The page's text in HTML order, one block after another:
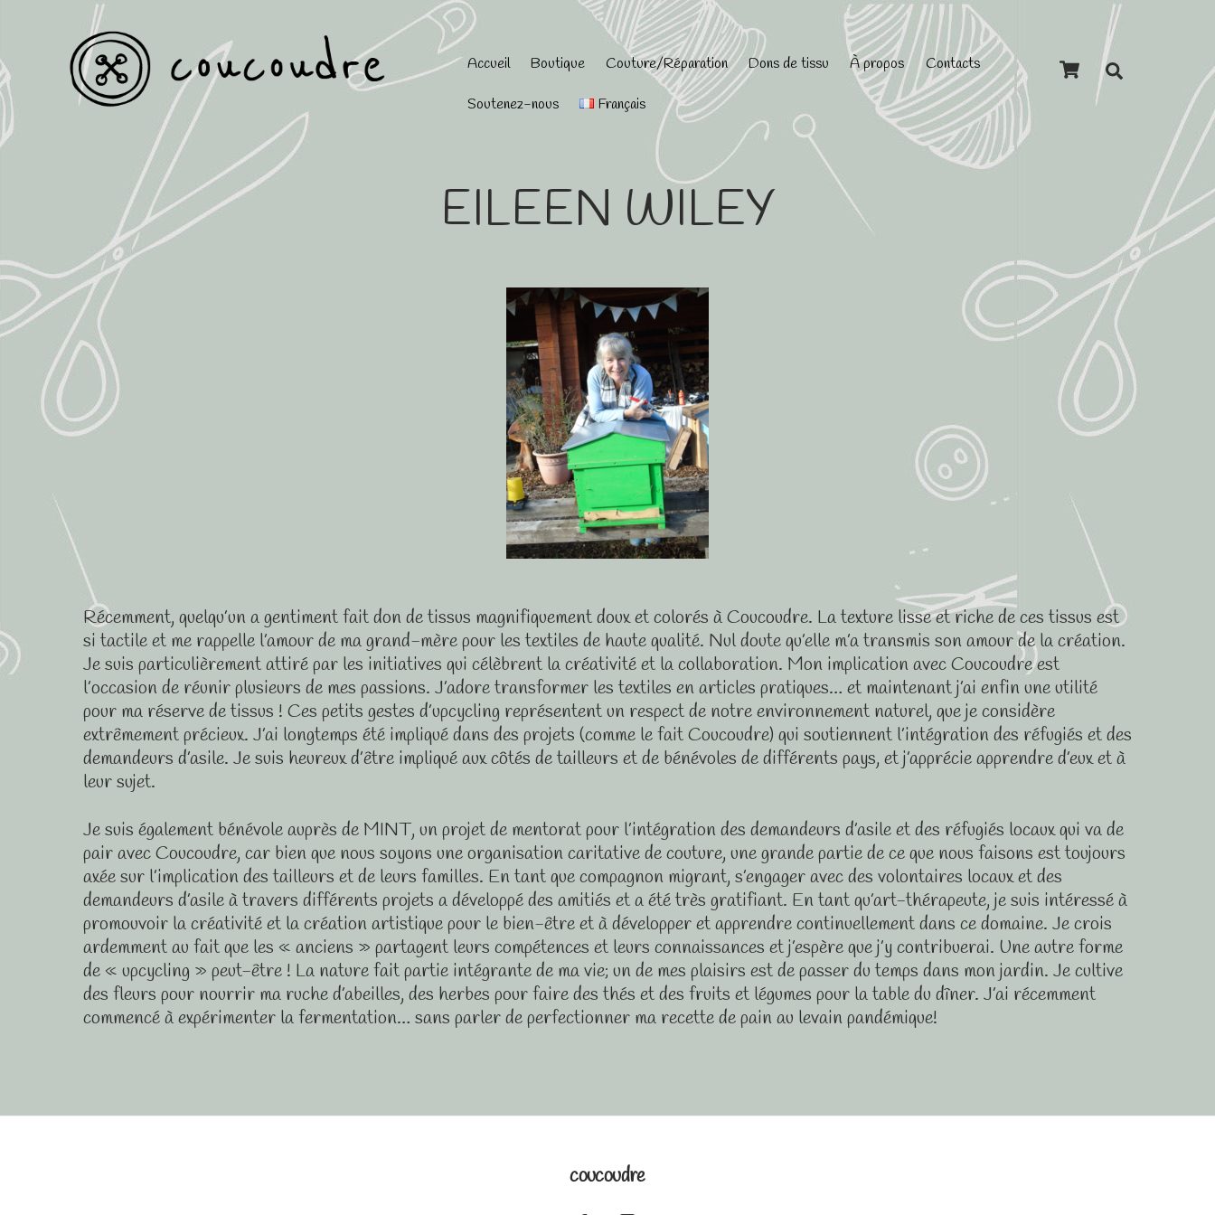
Cart
Accueil Boutique Couture/Réparation Dons de tissu À propos Contacts
Soutenez-nous Français
EILEEN WILEY
Récemment, quelqu’un a gentiment fait don de tissus magnifiquement doux et colorés à Coucoudre. La texture lisse et riche de ces tissus est
si tactile et me rappelle l’amour de ma grand-mère pour les textiles de haute qualité. Nul doute qu’elle m’a transmis son amour de la création.
Je suis particulièrement attiré par les initiatives qui célèbrent la créativité et la collaboration. Mon implication avec Coucoudre est
l’occasion de réunir plusieurs de mes passions. J’adore transformer les textiles en articles pratiques… et maintenant j’ai enfin une utilité
pour ma réserve de tissus ! Ces petits gestes d’upcycling représentent un respect de notre environnement naturel, que je considère
extrêmement précieux. J’ai longtemps été impliqué dans des projets (comme le fait Coucoudre) qui soutiennent l’intégration des réfugiés et des
demandeurs d’asile. Je suis heureux d’être impliqué aux côtés de tailleurs et de bénévoles de différents pays, et j’apprécie apprendre d’eux et à
leur sujet.
Je suis également bénévole auprès de MINT, un projet de mentorat pour l’intégration des demandeurs d’asile et des réfugiés locaux qui va de
pair avec Coucoudre, car bien que nous soyons une organisation caritative de couture, une grande partie de ce que nous faisons est toujours
axée sur l’implication des tailleurs et de leurs familles. En tant que compagnon migrant, s’engager avec des volontaires locaux et des
demandeurs d’asile à travers différents projets a développé des amitiés et a été très gratifiant. En tant qu’art-thérapeute, je suis intéressé à
promouvoir la créativité et la création artistique pour le bien-être et à développer et apprendre continuellement dans ce domaine. Je crois
ardemment au fait que les « anciens » partagent leurs compétences et leurs connaissances et j’espère que j’y contribuerai. Une autre forme
de « upcycling » peut-être ! La nature fait partie intégrante de ma vie; un de mes plaisirs est de passer du temps dans mon jardin. Je cultive
des fleurs pour nourrir ma ruche d’abeilles, des herbes pour faire des thés et des fruits et légumes pour la table du dîner. J’ai récemment
commencé à expérimenter la fermentation… sans parler de perfectionner ma recette de pain au levain pandémique!
coucoudre